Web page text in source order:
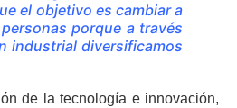
el objetivo es cambiar a
porque a través
industrial diversificamos
de la tecnología e innovación,